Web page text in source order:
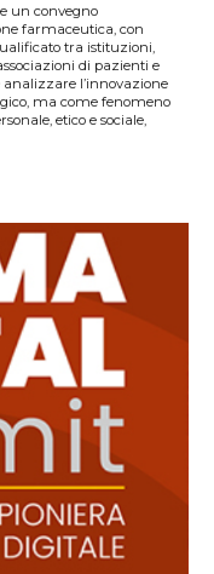
un convegno
farmaceutica, con
tra istituzioni,
di pazienti e
l’innovazione
ma come fenomeno
etico e sociale,